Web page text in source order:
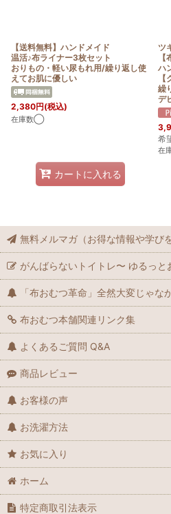
【送料無料】ハンドメイド
温活♪布ライナー3枚セット
おりもの・軽い尿もれ用/繰り返し使
えてお肌に優しい
2,380円(税込)
在庫数◯
カートに入れる
ツ
ハ
繰
デ
希
在
無料メルマガ（お得な情報や学び
がんばらないトイトレ〜 ゆるっと
「布おむつ革命」全然大変じゃな
布おむつ本舗関連リンク集
よくあるご質問 Q&A
商品レビュー
お客様の声
お洗濯方法
お気に入り
ホーム
特定商取引法表示